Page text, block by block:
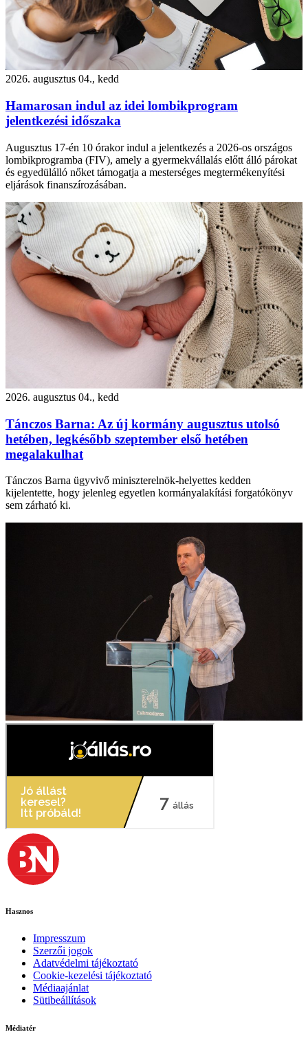
2026. augusztus 04., kedd
Hamarosan indul az idei lombikprogram
jelentkezési időszaka
Augusztus 17-én 10 órakor indul a jelentkezés a 2026-os országos
lombikprogramba (FIV), amely a gyermekvállalás előtt álló párokat
és egyedülálló nőket támogatja a mesterséges megtermékenyítési
eljárások finanszírozásában.
2026. augusztus 04., kedd
Tánczos Barna: Az új kormány augusztus utolsó
hetében, legkésőbb szeptember első hetében
megalakulhat
Tánczos Barna ügyvivő miniszterelnök-helyettes kedden
kijelentette, hogy jelenleg egyetlen kormányalakítási forgatókönyv
sem zárható ki.
Hasznos
Impresszum
Szerzői jogok
Adatvédelmi tájékoztató
Cookie-kezelési tájékoztató
Médiaajánlat
Sütibeállítások
Médiatér